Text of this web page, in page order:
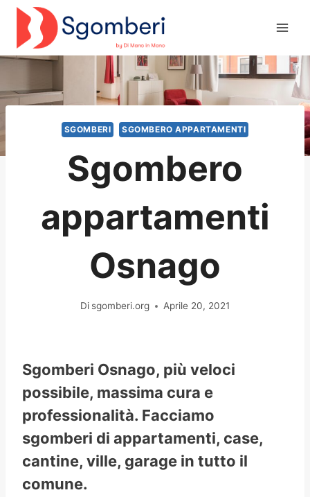
Salta
contenuto
SGOMBERI SGOMBERO APPARTAMENTI
Sgombero
appartamenti
Osnago
Di sgomberi.org Aprile 20, 2021
Sgomberi Osnago, più veloci
possibile, massima cura e
professionalità. Facciamo
sgomberi di appartamenti, case,
cantine, ville, garage in tutto il
comune.